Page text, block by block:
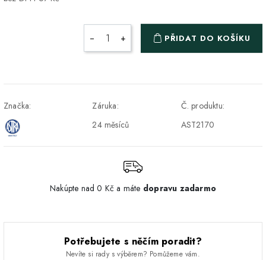
DPD - Odberné miesto
1-2 pracovné dni ZDARMA
− + PŘIDAT DO KOŠÍKU
Značka:
Záruka:
24 měsíců
Č. produktu:
AST2170
Nakúpte nad 0 Kč a máte dopravu zadarmo
Potřebujete s něčím poradit?
Nevíte si rady s výběrem? Pomůžeme vám.